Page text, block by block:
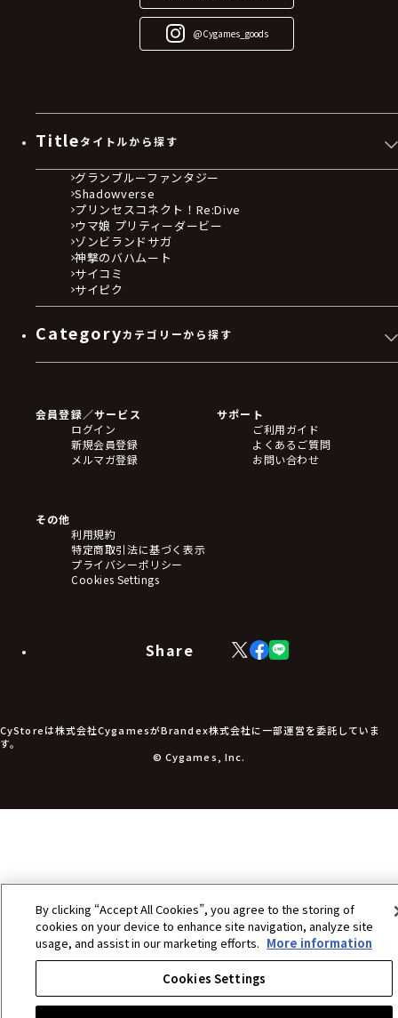
@Cygames_goods
Titleタイトルから探す
グランブルーファンタジー
Shadowverse
プリンセスコネクト！Re:Dive
ウマ娘 プリティーダービー
ゾンビランドサガ
神撃のバハムート
サイコミ
サイピク
Categoryカテゴリーから探す
フィギュア
アクリルスタンド
バッジ
キーホルダー・ストラップ
ステッカー・シール・カード
タペストリー・ポスター
アームサポーター
ブレードホルダー
食品・飲料品
アパレル小物
アクセサリー
会員登録／サービス
ログイン
新規会員登録
メルマガ登録
サポート
ご利用ガイド
よくあるご質問
お問い合わせ
その他
利用規約
特定商取引法に基づく表示
プライバシーポリシー
Cookies Settings
Share
X
(Twitter)
Facebook
LINE
CyStoreは株式会社CygamesがBrandex株式会社に一部運営を委託していま
す。
© Cygames, Inc.
By clicking “Accept All Cookies”, you agree to the storing of
cookies on your device to enhance site navigation, analyze site
usage, and assist in our marketing efforts. More information
Cookies Settings